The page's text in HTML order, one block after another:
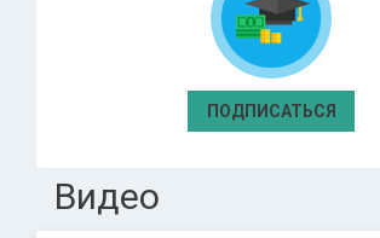
ПОДПИСАТЬСЯ
Видео